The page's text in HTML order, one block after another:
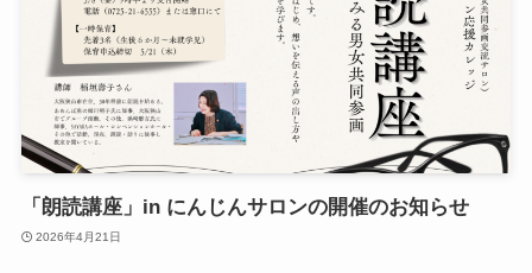
「朗読講座」in にんじんサロンの開催のお知らせ
2026年4月21日